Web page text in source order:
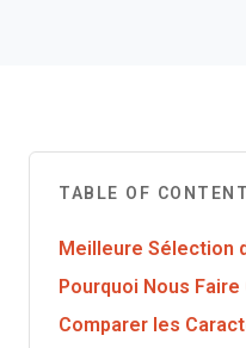
TABLE OF
Meilleure Sélection
Pourquoi Nous
Comparer les